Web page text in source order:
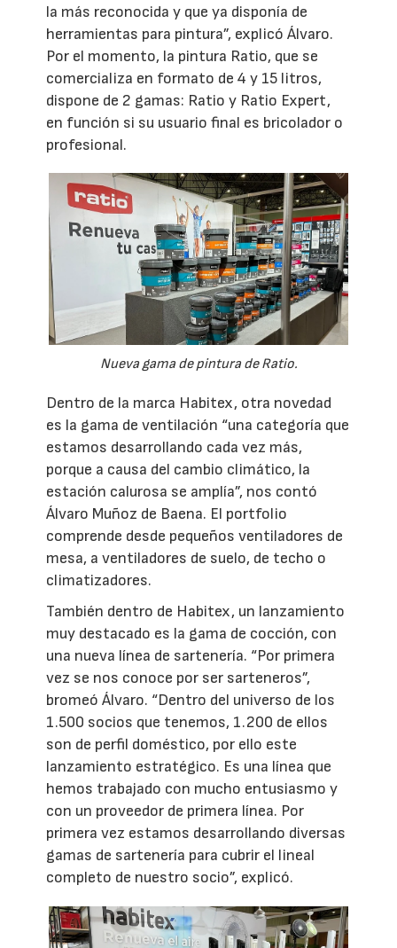
la más reconocida y que ya disponía de
herramientas para pintura”, explicó Álvaro.
Por el momento, la pintura Ratio, que se
comercializa en formato de 4 y 15 litros,
dispone de 2 gamas: Ratio y Ratio Expert,
en función si su usuario final es bricolador o
profesional.
Nueva gama de pintura de Ratio.
Dentro de la marca Habitex, otra novedad
es la gama de ventilación “una categoría que
estamos desarrollando cada vez más,
porque a causa del cambio climático, la
estación calurosa se amplía”, nos contó
Álvaro Muñoz de Baena. El portfolio
comprende desde pequeños ventiladores de
mesa, a ventiladores de suelo, de techo o
climatizadores.
También dentro de Habitex, un lanzamiento
muy destacado es la gama de cocción, con
una nueva línea de sartenería. “Por primera
vez se nos conoce por ser sarteneros”,
bromeó Álvaro. “Dentro del universo de los
1.500 socios que tenemos, 1.200 de ellos
son de perfil doméstico, por ello este
lanzamiento estratégico. Es una línea que
hemos trabajado con mucho entusiasmo y
con un proveedor de primera línea. Por
primera vez estamos desarrollando diversas
gamas de sartenería para cubrir el lineal
completo de nuestro socio”, explicó.